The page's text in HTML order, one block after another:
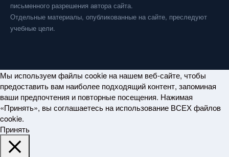
письменного разрешения автора сайта.
Отдельные материалы, опубликованные на сайте, преследуют
учебные цели.
Мы используем файлы cookie на нашем веб-сайте, чтобы
предоставить вам наиболее подходящий контент, запоминая
ваши предпочтения и повторные посещения. Нажимая
«Принять», вы соглашаетесь на использование ВСЕХ файлов
cookie.
Принять